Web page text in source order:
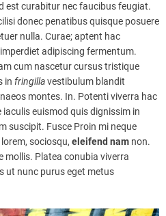
est curabitur nec faucibus feugiat.
donec penatibus quisque posuere
nulla. Curae; aptent hac
adipiscing fermentum.
cum nascetur cursus tristique
in fringillavestibulum blandit
montes. In. Potenti viverra hac
euismod quis dignissim in
suscipit. Fusce Proin mi neque
sociosqu, eleifend nam non.
mollis. Platea conubia viverra
ut nunc purus eget metus